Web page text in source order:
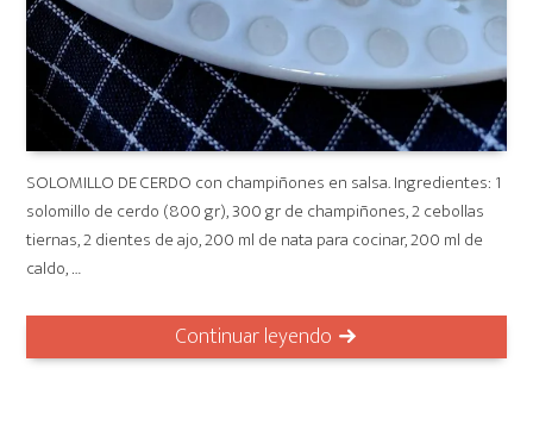
SOLOMILLO DE CERDO con champiñones en salsa. Ingredientes: 1
solomillo de cerdo (800 gr), 300 gr de champiñones, 2 cebollas
tiernas, 2 dientes de ajo, 200 ml de nata para cocinar, 200 ml de
caldo, …
Continuar leyendo